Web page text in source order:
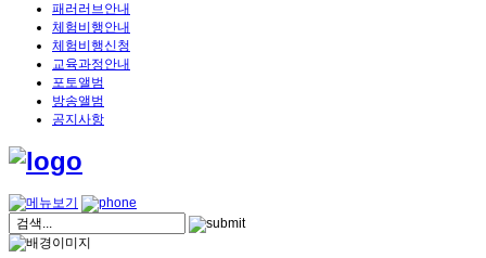
패러러브안내
체험비행안내
체험비행신청
교육과정안내
포토앨범
방송앨범
공지사항